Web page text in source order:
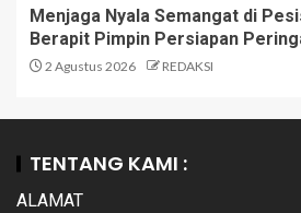
Menjaga Nyala Semangat di
Berapit Pimpin Persiapan
2 Agustus 2026 REDAKSI
TENTANG KAMI :
ALAMAT